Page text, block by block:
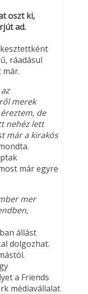
oszt ki,
ad.
ráadásul
merek
de
nehéz lett
már a kirakós
már egyre
mer
állást
dolgozhat.
a Friends
médiavállalat